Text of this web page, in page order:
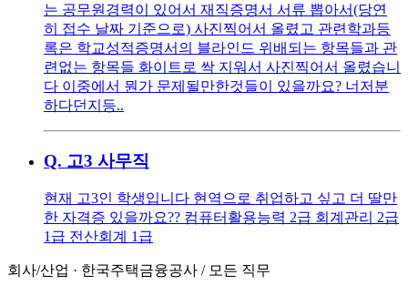
는 공무원경력이 있어서 재직증명서 서류 뽑아서(당연
히 접수 날짜 기준으로) 사진찍어서 올렸고 관련학과등
록은 학교성적증명서의 블라인드 위배되는 항목들과 관
련없는 항목들 화이트로 싹 지워서 사진찍어서 올렸습니
다 이중에서 뭔가 문제될만한것들이 있을까요? 너저분
하다던지등..
Q. 고3 사무직
현재 고3인 학생입니다 현역으로 취업하고 싶고 더 딸만
한 자격증 있을까요?? 컴퓨터활용능력 2급 회계관리 2급
1급 전산회계 1급
회사/산업 · 한국주택금융공사 / 모든 직무